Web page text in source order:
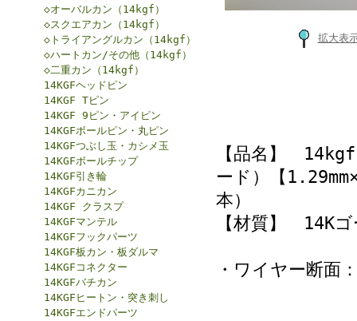
◇オーバルカン（14kgf）
◇スクエアカン（14kgf）
◇トライアングルカン（14kgf）
◇ハートカン/その他（14kgf）
◇二重カン（14kgf）
14KGFヘッドピン
14KGF Tピン
14KGF 9ピン・アイピン
14KGFボールピン・丸ピン
14KGFつぶし玉・カシメ玉
14KGFボールチップ
14KGF引き輪
14KGFカニカン
14KGF クラスプ
14KGFマンテル
14KGFフックパーツ
14KGF板カン・板ダルマ
14KGFコネクター
14KGFバチカン
14KGFヒートン・突き刺し
14KGFエンドパーツ
拡大表
【品名】 14kgf
ード）【
本）
【材質】 14K
・ワイヤー断面